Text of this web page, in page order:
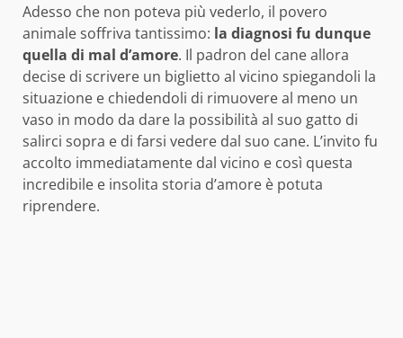
Adesso che non poteva più vederlo, il povero
animale soffriva tantissimo: la diagnosi fu dunque
quella di mal d’amore. Il padron del cane allora
decise di scrivere un biglietto al vicino spiegandoli la
situazione e chiedendoli di rimuovere al meno un
vaso in modo da dare la possibilità al suo gatto di
salirci sopra e di farsi vedere dal suo cane. L’invito fu
accolto immediatamente dal vicino e così questa
incredibile e insolita storia d’amore è potuta
riprendere.